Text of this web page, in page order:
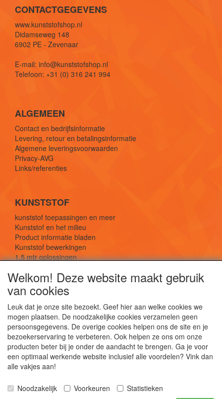
CONTACTGEGEVENS
www.kunststofshop.nl
Didamseweg 148
6902 PE - Zevenaar
E-mail: info@kunststofshop.nl
Telefoon: +31 (0) 316 241 994
ALGEMEEN
Contact en bedrijfsinformatie
Levering, retour en betalingsinformatie
Algemene leveringsvoorwaarden
Privacy-AVG
Links/referenties
KUNSTSTOF
kunststof toepassingen en meer
Kunststof en het milieu
Product informatie bladen
Kunststof bewerkingen
1,5 mtr oplossingen
SOCIALE MEDIA
De webshop voor kunststof platen, folies, buizen
Kunststof bewerkingen, productontwerp en
duurzame oplossingen.
Welkom! Deze website maakt gebruik
van cookies
Leuk dat je onze site bezoekt. Geef hier aan welke cookies we
mogen plaatsen. De noodzakelijke cookies verzamelen geen
persoonsgegevens. De overige cookies helpen ons de site en je
bezoekerservaring te verbeteren. Ook helpen ze ons om onze
producten beter bij je onder de aandacht te brengen. Ga je voor
een optimaal werkende website inclusief alle voordelen? Vink dan
alle vakjes aan!
Noodzakelijk Voorkeuren
Statistieken